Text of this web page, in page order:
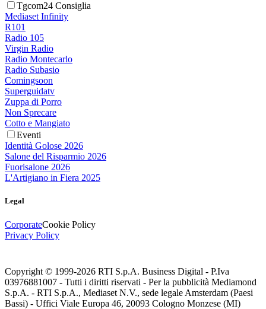
Tgcom24 Consiglia
Mediaset Infinity
R101
Radio 105
Virgin Radio
Radio Montecarlo
Radio Subasio
Comingsoon
Superguidatv
Zuppa di Porro
Non Sprecare
Cotto e Mangiato
Eventi
Identità Golose 2026
Salone del Risparmio 2026
Fuorisalone 2026
L'Artigiano in Fiera 2025
Legal
CorporateCookie Policy
Privacy Policy
Copyright © 1999-2026 RTI S.p.A. Business Digital - P.Iva
03976881007 - Tutti i diritti riservati - Per la pubblicità Mediamond
S.p.A. - RTI S.p.A., Mediaset N.V., sede legale Amsterdam (Paesi
Bassi) - Uffici Viale Europa 46, 20093 Cologno Monzese (MI)